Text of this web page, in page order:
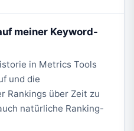
meiner Keyword-
in Metrics Tools
und die
Rankings über Zeit zu
natürliche Ranking-